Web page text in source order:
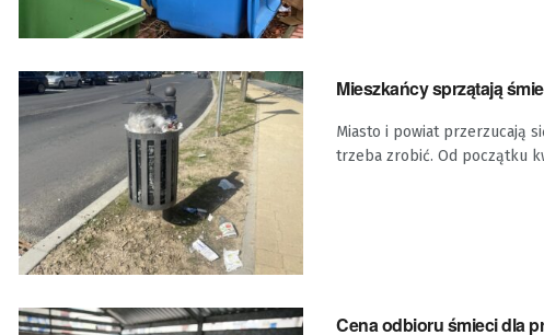
Mieszkańcy sprzątają
Miasto i powiat przerzucają
trzeba zrobić. Od początku
Cena odbioru śmieci dla